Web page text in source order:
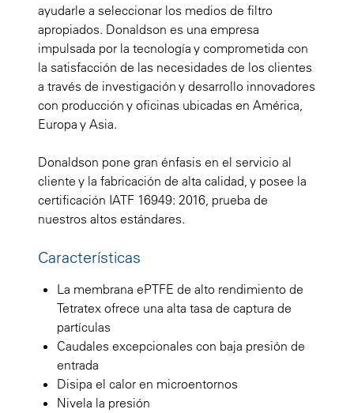
ayudarle a seleccionar los medios de filtro
apropiados. Donaldson es una empresa
impulsada por la tecnología y comprometida con
la satisfacción de las necesidades de los clientes
a través de investigación y desarrollo innovadores
con producción y oficinas ubicadas en América,
Europa y Asia.
Donaldson pone gran énfasis en el servicio al
cliente y la fabricación de alta calidad, y posee la
certificación IATF 16949: 2016, prueba de
nuestros altos estándares.
Características
La membrana ePTFE de alto rendimiento de
Tetratex ofrece una alta tasa de captura de
partículas
Caudales excepcionales con baja presión de
entrada
Disipa el calor en microentornos
Nivela la presión